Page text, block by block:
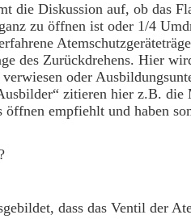
die Diskussion auf, ob das
zu öffnen ist oder 1/4
des Zurückdrehens. Hier
oder
zitieren hier z.B. die
empfiehlt und haben
dass das Ventil der